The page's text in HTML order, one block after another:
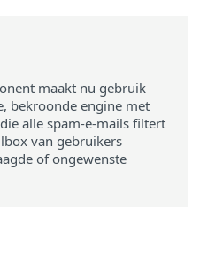
maakt nu gebruik
bekroonde engine met
alle spam-e-mails filtert
van gebruikers
of ongewenste